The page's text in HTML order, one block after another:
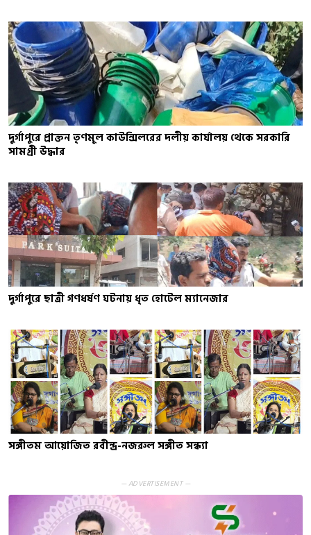
দুর্গাপুরে প্রাক্তন তৃণমূল কাউন্সিলরের দলীয় কার্যালয় থেকে সরকারি
সামগ্রী উদ্ধার
দুর্গাপুরে ছাত্রী গণধর্ষণ ঘটনায় ধৃত হোটেল ম্যানেজার
সঙ্গীতম আয়োজিত রবীন্দ্র-নজরুল সঙ্গীত সন্ধ্যা
— ADVERTISEMENT —